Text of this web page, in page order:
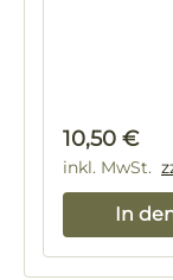
Regulärer
10,50 €
inkl. MwSt.
In